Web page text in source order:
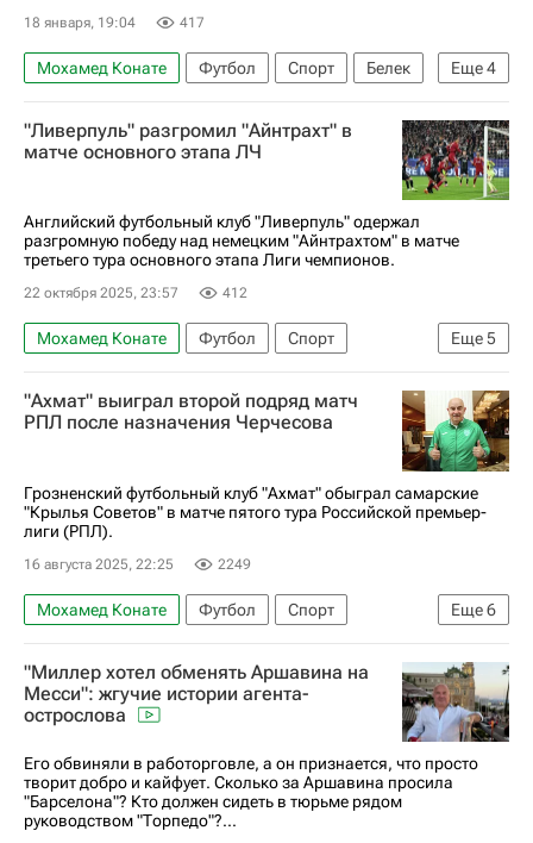
18 января, 19:04 417
Еще4
Мохамед Конате Футбол Спорт
Белек
Турция
Брайан Мансилья
ОФК (Белград)
Ахмат
"Ливерпуль" разгромил "Айнтрахт" в
матче основного этапа ЛЧ
Английский футбольный клуб "Ливерпуль" одержал
разгромную победу над немецким "Айнтрахтом" в матче
третьего тура основного этапа Лиги чемпионов.
22 октября 2025, 23:57 412
Еще5
Мохамед Конате Футбол
Спорт
Вирджил ван Дейк
Ливерпуль
Айнтрахт (Франкфурт)
Коди Гакпо
"Ахмат" выиграл второй подряд матч
РПЛ после назначения Черчесова
Грозненский футбольный клуб "Ахмат" обыграл самарские
"Крылья Советов" в матче пятого тура Российской премьер-
лиги (РПЛ).
16 августа 2025, 22:25 2249
Еще6
Мохамед Конате Футбол
Спорт
Станислав Черчесов
Ахмат
Крылья Советов
Оренбург
РПЛ 2026-2027 (Чемпионат России по футболу)
Кубок России по футболу
"Миллер хотел обменять Аршавина на
Месси": жгучие истории агента-
острослова
Его обвиняли в работорговле, а он признается, что просто
творит добро и кайфует. Сколько за Аршавина просила
"Барселона"? Кто должен сидеть в тюрьме рядом
руководством "Торпедо"?...